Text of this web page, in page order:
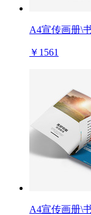
A4宣传画册\
￥1561
A4宣传画册\